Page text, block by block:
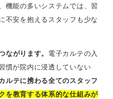
機能の多いシステムでは、習
不安を抱えるスタッフも少な
ながります。 電子カルテの入
慣が院内に浸透していない
ルテに携わる全てのスタッフ
を教育する体系的な仕組みが